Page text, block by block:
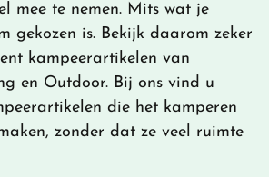
mee te nemen. Mits wat je
gekozen is. Bekijk daarom zeker
kampeerartikelen van
en Outdoor. Bij ons vind u
die het kamperen
zonder dat ze veel ruimte